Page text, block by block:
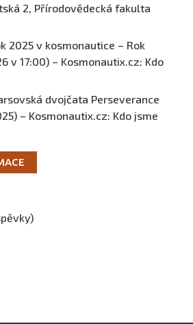
2, Přírodovědecká fakulta
2025 v kosmonautice – Rok
v 17:00) – Kosmonautix.cz: Kdo
dvojčata Perseverance
– Kosmonautix.cz: Kdo jsme